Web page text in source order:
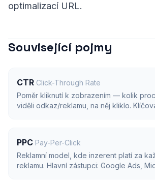
optimalizací URL.
Související pojmy
CTR Click-Through Rate
Poměr kliknutí k zobrazením — kolik
viděli odkaz/reklamu, na něj kliklo.
PPC Pay-Per-Click
Reklamní model, kde inzerent platí za
reklamu. Hlavní zástupci: Google Ads,